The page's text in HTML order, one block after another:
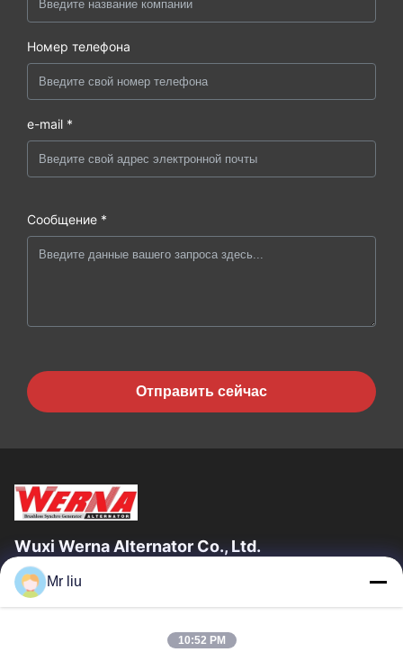
Номер телефона
e-mail *
Сообщение *
Отправить сейчас
Wuxi Werna Alternator Co., Ltd.
Быстрые Ссылки
О Нас
Mr liu
10:52 PM